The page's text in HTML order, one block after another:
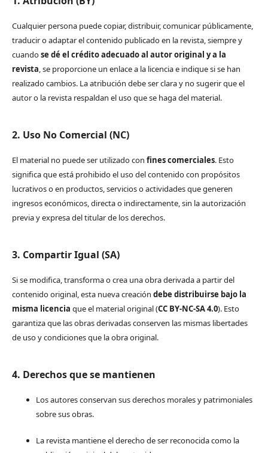
Cualquier persona puede copiar, distribuir, comunicar públicamente,
traducir o adaptar el contenido publicado en la revista, siempre y
cuandose dé el crédito adecuado al autor original y a la
revista, se proporcione un enlace a la licencia e indique si se han
realizado cambios. La atribución debe ser clara y no sugerir que el
autor o la revista respaldan el uso que se haga del material.
2. Uso No Comercial (NC)
El material no puede ser utilizado con fines comerciales. Esto
significa que está prohibido el uso del contenido con propósitos
lucrativos o en productos, servicios o actividades que generen
ingresos económicos, directa o indirectamente, sin la autorización
previa y expresa del titular de los derechos.
3. Compartir Igual (SA)
Si se modifica, transforma o crea una obra derivada a partir del
contenido original, esta nueva creación debe distribuirse bajo la
misma licencia que el material original (CC BY-NC-SA 4.0). Esto
garantiza que las obras derivadas conserven las mismas libertades
de uso y condiciones que la obra original.
4. Derechos que se mantienen
Los autores conservan sus derechos morales y patrimoniales
sobre sus obras.
La revista mantiene el derecho de ser reconocida como la